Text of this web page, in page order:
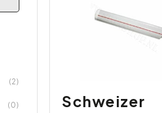
(2)
(0) Schweizer